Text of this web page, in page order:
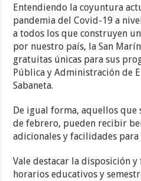
Entendiendo la coyuntura
pandemia del Covid-19 a
a todos los que construyen
por nuestro país, la San
gratuitas únicas para sus
Pública y Administración de
Sabaneta.
De igual forma, aquellos que
de febrero, pueden recibir
adicionales y facilidades
Vale destacar la disposición
horarios educativos y